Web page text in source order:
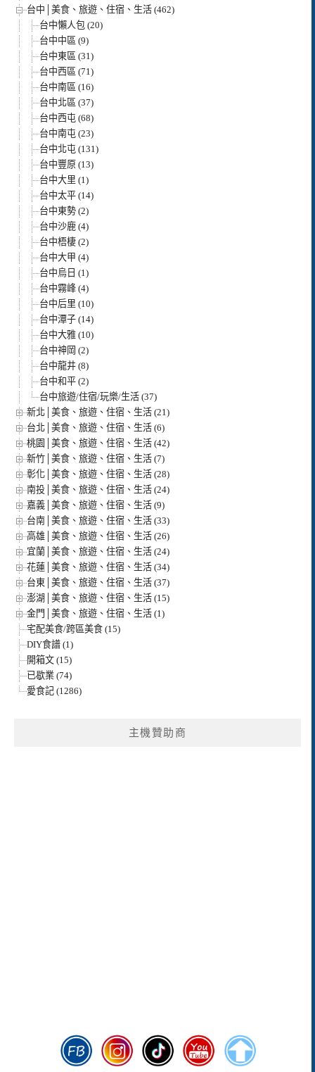
台中│美食、旅遊、住宿、生活 (462)
台中懶人包 (20)
台中中區 (9)
台中東區 (31)
台中西區 (71)
台中南區 (16)
台中北區 (37)
台中西屯 (68)
台中南屯 (23)
台中北屯 (131)
台中豐原 (13)
台中大里 (1)
台中太平 (14)
台中東勢 (2)
台中沙鹿 (4)
台中梧棲 (2)
台中大甲 (4)
台中烏日 (1)
台中霧峰 (4)
台中后里 (10)
台中潭子 (14)
台中大雅 (10)
台中神岡 (2)
台中龍井 (8)
台中和平 (2)
台中旅遊/住宿/玩樂/生活 (37)
新北│美食、旅遊、住宿、生活 (21)
台北│美食、旅遊、住宿、生活 (6)
桃園│美食、旅遊、住宿、生活 (42)
新竹│美食、旅遊、住宿、生活 (7)
彰化│美食、旅遊、住宿、生活 (28)
南投│美食、旅遊、住宿、生活 (24)
嘉義│美食、旅遊、住宿、生活 (9)
台南│美食、旅遊、住宿、生活 (33)
高雄│美食、旅遊、住宿、生活 (26)
宜蘭│美食、旅遊、住宿、生活 (24)
花蓮│美食、旅遊、住宿、生活 (34)
台東│美食、旅遊、住宿、生活 (37)
澎湖│美食、旅遊、住宿、生活 (15)
金門│美食、旅遊、住宿、生活 (1)
宅配美食/跨區美食 (15)
DIY食譜 (1)
開箱文 (15)
已歇業 (74)
愛食記 (1286)
主機贊助商